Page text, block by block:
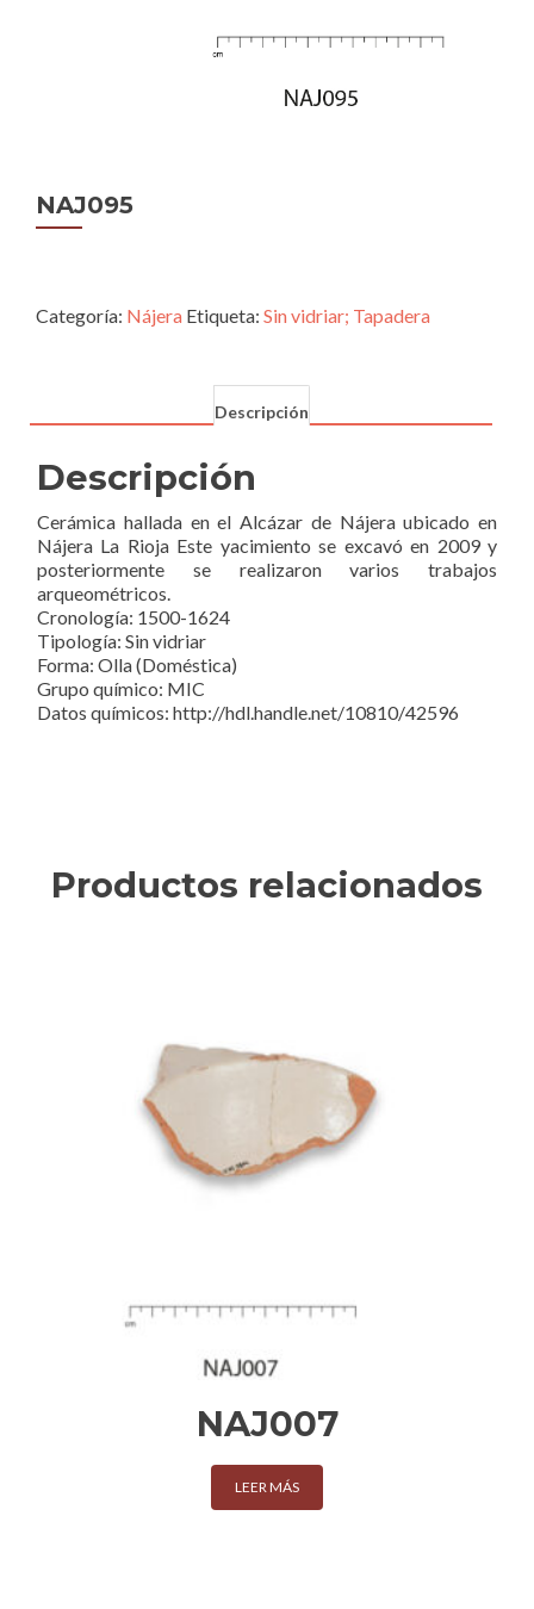
NAJ095
Categoría: Nájera Etiqueta: Sin vidriar; Tapadera
Descripción
Descripción
Cerámica hallada en el Alcázar de Nájera ubicado en
Nájera La Rioja Este yacimiento se excavó en 2009 y
posteriormente se realizaron varios trabajos
arqueométricos.
Cronología: 1500-1624
Tipología: Sin vidriar
Forma: Olla (Doméstica)
Grupo químico: MIC
Datos químicos: http://hdl.handle.net/10810/42596
Productos relacionados
NAJ007
LEER MÁS